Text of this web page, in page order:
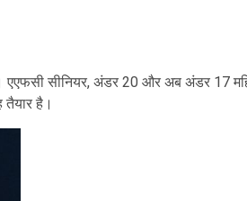
सीनियर, अंडर 20 और अब अंडर 17
है।